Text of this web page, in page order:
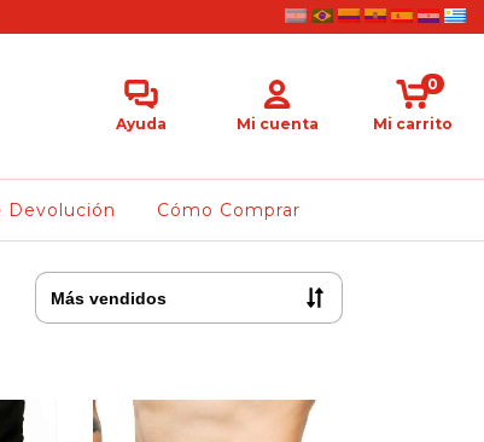
Ayuda Mi cuenta Mi carrito
0
Devolución Cómo Comprar